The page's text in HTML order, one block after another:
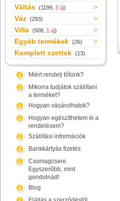
Váltás (1199, 3 új)
Váz (293)
Villa (508, 1 új)
Egyéb termékek (26)
Komplett szettek (13)
Miért rendelj tőlünk?
Mikorra tudjátok szállítani
a terméket?
Hogyan vásárolhatok?
Hogyan egészíthetem ki a
rendelésem?
Szállítási információk
Bankkártyás fizetés
Csomagcsere.
Egyszerűbb, mint
gondolnád!
Blog